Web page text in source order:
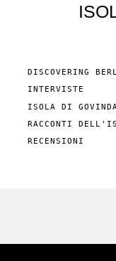
DISCOVERING
INTERVISTE
ISOLA DI GOVINDA
RACCONTI
RECENSIONI